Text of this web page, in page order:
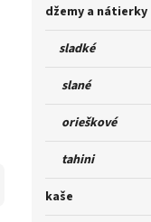
džemy a nátierky
sladké
slané
orieškové
tahini
kaše